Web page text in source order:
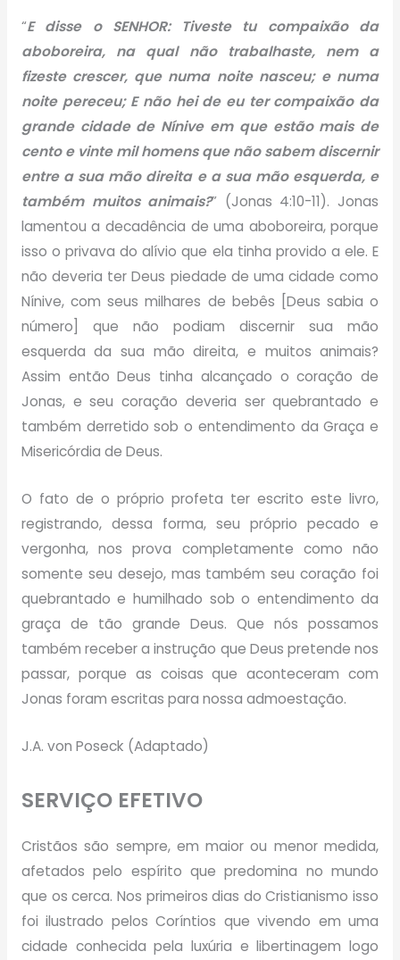
“E disse o SENHOR: Tiveste tu compaixão da
aboboreira, na qual não trabalhaste, nem a
fizeste crescer, que numa noite nasceu; e numa
noite pereceu; E não hei de eu ter compaixão da
grande cidade de Nínive em que estão mais de
cento e vinte mil homens que não sabem discernir
entre a sua mão direita e a sua mão esquerda, e
também muitos animais?” (Jonas 4:10-11). Jonas
lamentou a decadência de uma aboboreira, porque
isso o privava do alívio que ela tinha provido a ele. E
não deveria ter Deus piedade de uma cidade como
Nínive, com seus milhares de bebês [Deus sabia o
número] que não podiam discernir sua mão
esquerda da sua mão direita, e muitos animais?
Assim então Deus tinha alcançado o coração de
Jonas, e seu coração deveria ser quebrantado e
também derretido sob o entendimento da Graça e
Misericórdia de Deus.
O fato de o próprio profeta ter escrito este livro,
registrando, dessa forma, seu próprio pecado e
vergonha, nos prova completamente como não
somente seu desejo, mas também seu coração foi
quebrantado e humilhado sob o entendimento da
graça de tão grande Deus. Que nós possamos
também receber a instrução que Deus pretende nos
passar, porque as coisas que aconteceram com
Jonas foram escritas para nossa admoestação.
J.A. von Poseck (Adaptado)
SERVIÇO EFETIVO
Cristãos são sempre, em maior ou menor medida,
afetados pelo espírito que predomina no mundo
que os cerca. Nos primeiros dias do Cristianismo isso
foi ilustrado pelos Coríntios que vivendo em uma
cidade conhecida pela luxúria e libertinagem logo